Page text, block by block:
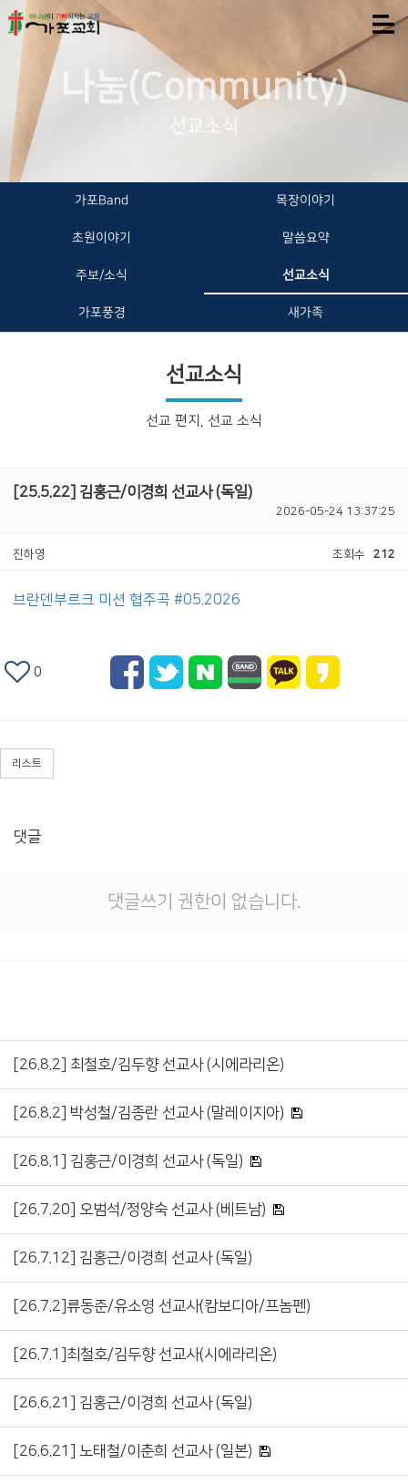
나눔(Community)
선교소식
가포Band 목장이야기
초원이야기 말씀요약
주보/소식 선교소식
가포풍경 새가족
선교소식
선교 편지, 선교 소식
[25.5.22] 김홍근/이경희 선교사 (독일)
2026-05-24 13:37:25
진하영 조회수 212
브란덴부르크 미션 협주곡 #05.2026
0
리스트
댓글
댓글쓰기 권한이 없습니다.
[26.8.2] 최철호/김두향 선교사 (시에라리온)
[26.8.2] 박성철/김종란 선교사 (말레이지아)
[26.8.1] 김홍근/이경희 선교사 (독일)
[26.7.20] 오범석/정양숙 선교사 (베트남)
[26.7.12] 김홍근/이경희 선교사 (독일)
[26.7.2]류동준/유소영 선교사(캄보디아/프놈펜)
[26.7.1]최철호/김두향 선교사(시에라리온)
[26.6.21] 김홍근/이경희 선교사 (독일)
[26.6.21] 노태철/이춘희 선교사 (일본)